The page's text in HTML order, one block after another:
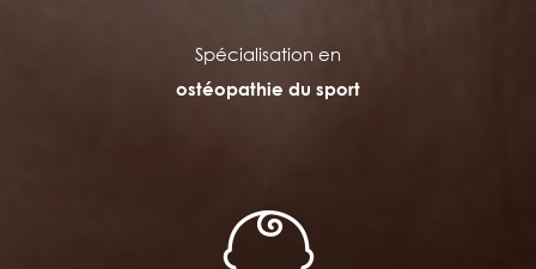
Spécialisation en
ostéopathie du sport